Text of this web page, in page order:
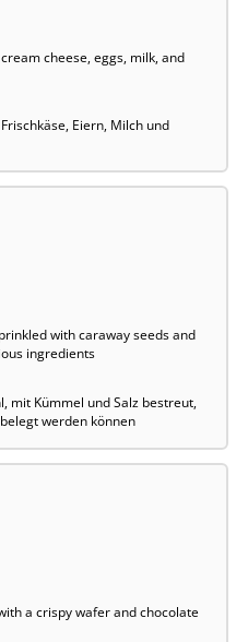
cheese, eggs, milk, and
Eiern, Milch und
with caraway seeds and
ingredients
mit Kümmel und Salz bestreut,
werden können
a crispy wafer and chocolate